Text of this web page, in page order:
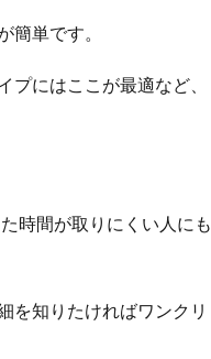
簡単です。
プにはここが最適など、
時間が取りにくい人にも
を知りたければワンクリ